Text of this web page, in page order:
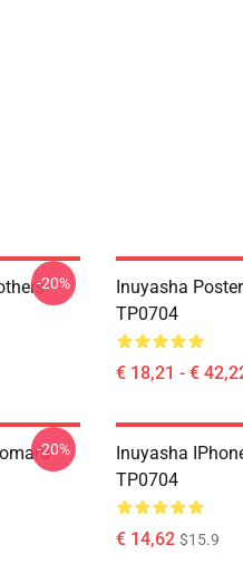
-20%
Inuyasha
TP0704
€ 18,21 - €
-20%
Inuyasha
TP0704
€ 14,62 $15.9